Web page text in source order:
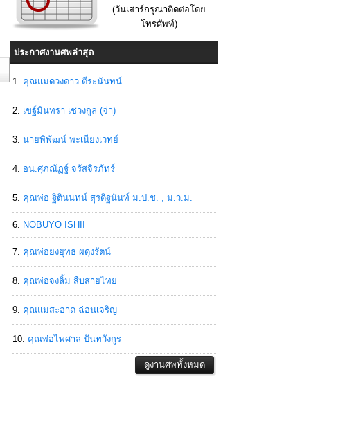
(วันเสาร์กรุณาติดต่อโดย
โทรศัพท์)
ประกาศงานศพล่าสุด
คุณแม่ดวงดาว ตีระนันทน์
เขฐ์มินทรา เชวงกูล (จ๋า)
นายพิพัฒน์ พะเนียงเวทย์
อน.ศุภณัฏฐ์ จรัสจิรภัทร์
คุณพ่อ ฐิตินนทน์ สุรดิฐนันท์ ม.ป.ช. , ม.ว.ม.
NOBUYO ISHII
คุณพ่อยงยุทธ ผดุงรัตน์
คุณพ่อจงลิ้ม สืบสายไทย
คุณแม่สะอาด ฉ่อนเจริญ
คุณพ่อไพศาล ปันทวังกูร